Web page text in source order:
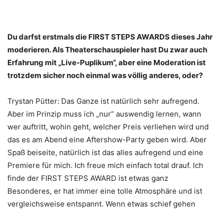
Du darfst erstmals die FIRST STEPS AWARDS dieses Jahr
moderieren. Als Theaterschauspieler hast Du zwar auch
Erfahrung mit „Live-Puplikum“, aber eine Moderation ist
trotzdem sicher noch einmal was völlig anderes, oder?
Trystan Pütter: Das Ganze ist natürlich sehr aufregend.
Aber im Prinzip muss ich „nur“ auswendig lernen, wann
wer auftritt, wohin geht, welcher Preis verliehen wird und
das es am Abend eine Aftershow-Party geben wird. Aber
Spaß beiseite, natürlich ist das alles aufregend und eine
Premiere für mich. Ich freue mich einfach total drauf. Ich
finde der FIRST STEPS AWARD ist etwas ganz
Besonderes, er hat immer eine tolle Atmosphäre und ist
vergleichsweise entspannt. Wenn etwas schief gehen